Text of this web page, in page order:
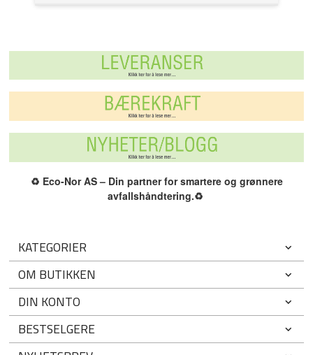
♻️ Eco-Nor AS – Din partner for smartere og grønnere
avfallshåndtering.♻️
KATEGORIER
OM BUTIKKEN
DIN KONTO
BESTSELGERE